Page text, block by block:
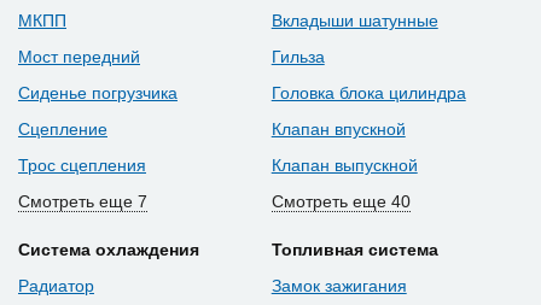
МКПП
Мост передний
Сиденье погрузчика
Сцепление
Трос сцепления
Смотреть еще 7
Вкладыши шатунные
Гильза
Головка блока цилиндра
Клапан впускной
Клапан выпускной
Смотреть еще 40
Система охлаждения
Радиатор
Топливная система
Замок зажигания